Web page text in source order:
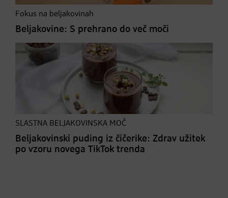
Fokus na beljakovinah
Beljakovine: S prehrano do več moči
SLASTNA BELJAKOVINSKA MOČ
Beljakovinski puding iz čičerike: Zdrav užitek
po vzoru novega TikTok trenda